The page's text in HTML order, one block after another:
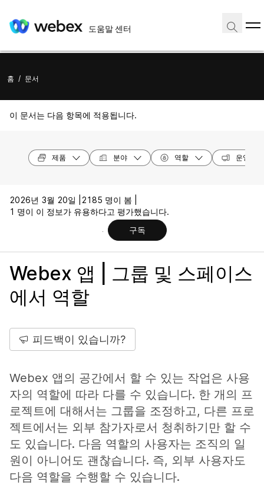
도움말 센터
홈 / 문서
이 문서는 다음 항목에 적용됩니다.
제품 분야 역할 운영 체
2026년 3월 20일 |
2185 명이 봄 |
1 명이 이 정보가 유용하다고 평가했습니다.
구독
Webex 앱 | 그룹 및 스페이스
에서 역할
피드백이 있습니까?
Webex 앱의 공간에서 할 수 있는 작업은 사용
자의 역할에 따라 다를 수 있습니다. 한 개의 프
로젝트에 대해서는 그룹을 조정하고, 다른 프로
젝트에서는 외부 참가자로서 청취하기만 할 수
도 있습니다. 다음 역할의 사용자는 조직의 일
원이 아니어도 괜찮습니다. 즉, 외부 사용자도
다음 역할을 수행할 수 있습니다.